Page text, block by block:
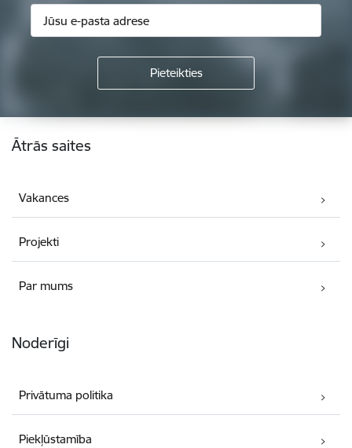
Kājene
Ātrās saites
Vakances
Projekti
Par mums
Noderīgi
Privātuma politika
Piekļūstamība